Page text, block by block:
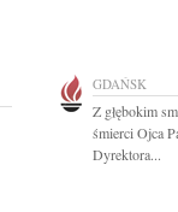
GDAŃSK
Z głębokim
śmierci Ojca
Dyrektora...